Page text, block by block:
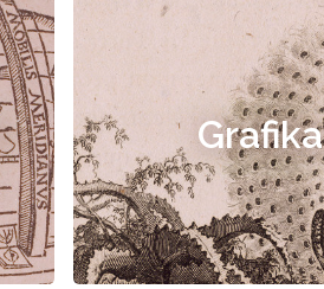
Grafika